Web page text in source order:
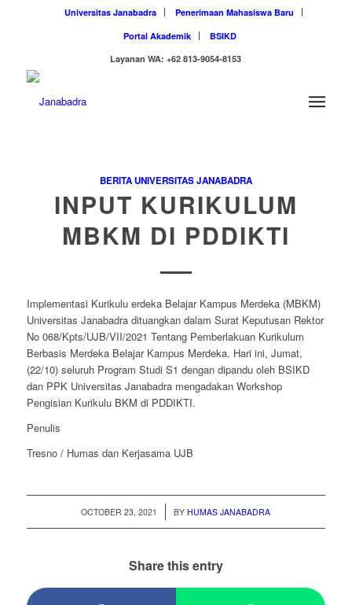
Universitas Janabadra
Penerimaan Mahasiswa Baru
Portal Akademik
BSIKD
Layanan WA: +62 813-9054-8153
BERITA UNIVERSITAS JANABADRA
INPUT KURIKULUM
MBKM DI PDDIKTI
Implementasi Kurikulu erdeka Belajar Kampus Merdeka (MBKM)
Universitas Janabadra dituangkan dalam Surat Keputusan Rektor
No 068/Kpts/UJB/VII/2021 Tentang Pemberlakuan Kurikulum
Berbasis Merdeka Belajar Kampus Merdeka. Hari ini, Jumat,
(22/10) seluruh Program Studi S1 dengan dipandu oleh BSIKD
dan PPK Universitas Janabadra mengadakan Workshop
Pengisian Kurikulu BKM di PDDIKTI.
Penulis
Tresno / Humas dan Kerjasama UJB
OCTOBER 23, 2021
/ BYHUMAS JANABADRA
Share this entry